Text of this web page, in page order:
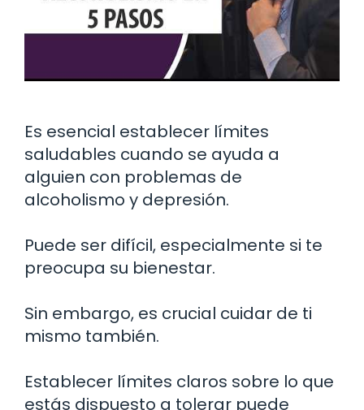
Es esencial establecer límites
saludables cuando se ayuda a
alguien con problemas de
alcoholismo y depresión.
Puede ser difícil, especialmente si te
preocupa su bienestar.
Sin embargo, es crucial cuidar de ti
mismo también.
Establecer límites claros sobre lo que
estás dispuesto a tolerar puede